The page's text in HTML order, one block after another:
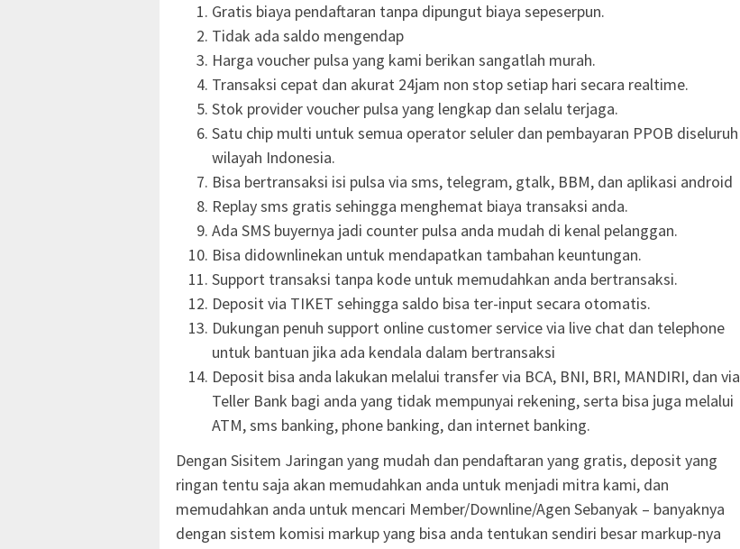
Gratis biaya pendaftaran tanpa dipungut biaya sepeserpun.
Tidak ada saldo mengendap
Harga voucher pulsa yang kami berikan sangatlah murah.
Transaksi cepat dan akurat 24jam non stop setiap hari secara realtime.
Stok provider voucher pulsa yang lengkap dan selalu terjaga.
Satu chip multi untuk semua operator seluler dan pembayaran PPOB diseluruh
wilayah Indonesia.
Bisa bertransaksi isi pulsa via sms, telegram, gtalk, BBM, dan aplikasi android
Replay sms gratis sehingga menghemat biaya transaksi anda.
Ada SMS buyernya jadi counter pulsa anda mudah di kenal pelanggan.
Bisa didownlinekan untuk mendapatkan tambahan keuntungan.
Support transaksi tanpa kode untuk memudahkan anda bertransaksi.
Deposit via TIKET sehingga saldo bisa ter-input secara otomatis.
Dukungan penuh support online customer service via live chat dan telephone
untuk bantuan jika ada kendala dalam bertransaksi
Deposit bisa anda lakukan melalui transfer via BCA, BNI, BRI, MANDIRI, dan via
Teller Bank bagi anda yang tidak mempunyai rekening, serta bisa juga melalui
ATM, sms banking, phone banking, dan internet banking.
Dengan Sisitem Jaringan yang mudah dan pendaftaran yang gratis, deposit yang
ringan tentu saja akan memudahkan anda untuk menjadi mitra kami, dan
memudahkan anda untuk mencari Member/Downline/Agen Sebanyak – banyaknya
dengan sistem komisi markup yang bisa anda tentukan sendiri besar markup-nya